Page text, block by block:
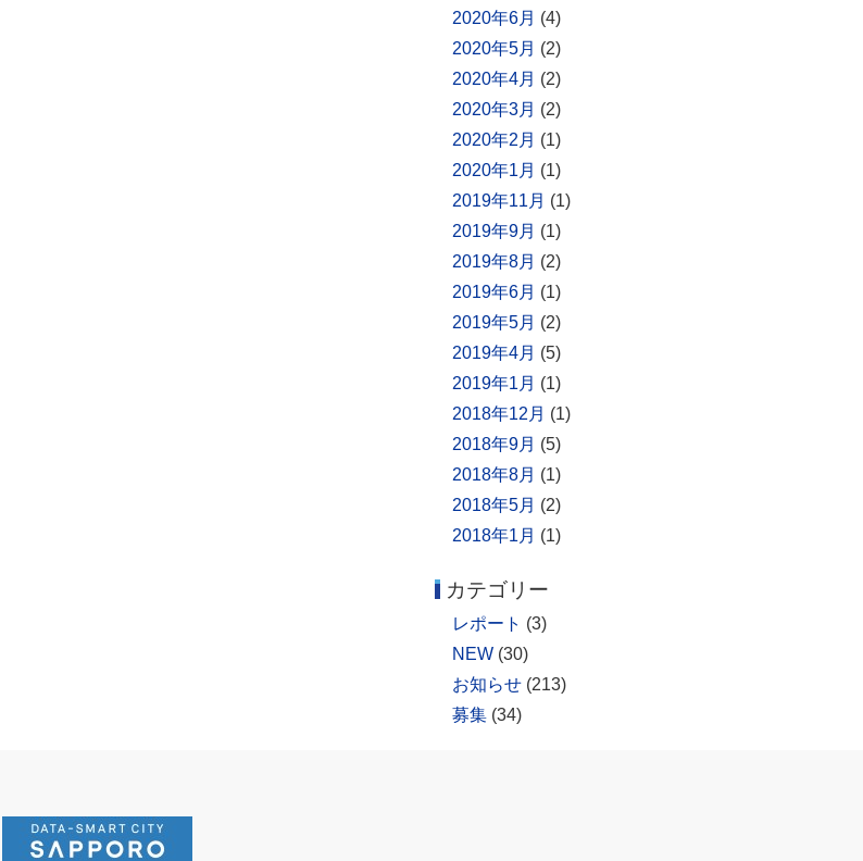
2020年6月 (4)
2020年5月 (2)
2020年4月 (2)
2020年3月 (2)
2020年2月 (1)
2020年1月 (1)
2019年11月 (1)
2019年9月 (1)
2019年8月 (2)
2019年6月 (1)
2019年5月 (2)
2019年4月 (5)
2019年1月 (1)
2018年12月 (1)
2018年9月 (5)
2018年8月 (1)
2018年5月 (2)
2018年1月 (1)
カテゴリー
レポート (3)
NEW(30)
お知らせ(213)
募集(34)